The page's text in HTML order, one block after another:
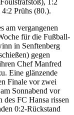
Prühs (80.).
am vergangenen
für die Fußball-
in Senftenberg
gegen
Chef Manfred
Eine glänzende
Finale vor zwei
Sonnabend vor
des FC Hansa rissen
0:2-Rückstand